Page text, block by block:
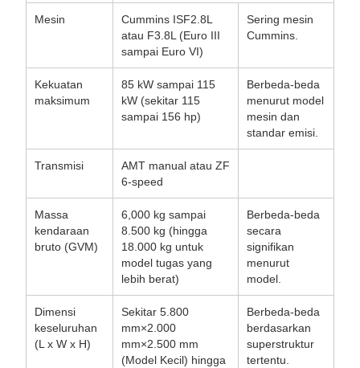
Mesin
Cummins ISF2.8L
atau F3.8L (Euro III
sampai Euro VI)
Sering mesin
Cummins.
Kekuatan
maksimum
85 kW sampai 115
kW (sekitar 115
sampai 156 hp)
Berbeda-beda
menurut model
mesin dan
standar emisi.
Transmisi
AMT manual atau ZF
6-speed
Massa
kendaraan
bruto (GVM)
6,000 kg sampai
8.500 kg (hingga
18.000 kg untuk
model tugas yang
lebih berat)
Berbeda-beda
secara
signifikan
menurut
model.
Dimensi
keseluruhan
(L x W x H)
Sekitar 5.800
mm×2.000
mm×2.500 mm
(Model Kecil) hingga
Berbeda-beda
berdasarkan
superstruktur
tertentu.